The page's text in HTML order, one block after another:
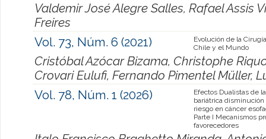
Valdemir José Alegre Salles, Rafael Assis
Freires
Vol. 73, Núm. 6 (2021)
Evolución de la
Chile y el Mundo
Cristóbal Azócar Bizama, Christophe
Crovari Eulufi, Fernando Pimentel Müller,
Vol. 78, Núm. 1 (2026)
Efectos Dualistas de
bariátrica
riesgo en cáncer
Parte I Mecanismos
favorecedores